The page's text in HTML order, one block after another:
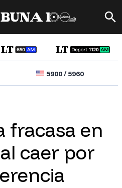
5900/5960
fracasa en
caer por